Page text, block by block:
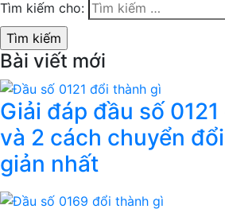
Tìm kiếm cho:
Bài viết mới
Giải đáp đầu số
và 2 cách chuyển
giản nhất